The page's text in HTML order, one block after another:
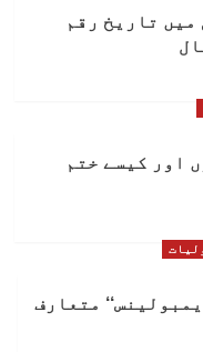
تاریخ رقم
اور کیسے ختم
متعارف